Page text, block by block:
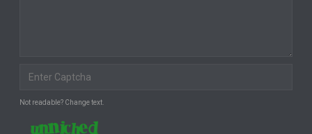
Not readable? Change text.